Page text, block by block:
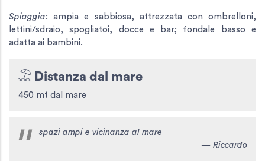
Spiaggia: ampia e sabbiosa, attrezzata con ombrelloni,
lettini/sdraio, spogliatoi, docce e bar; fondale basso e
adatta ai bambini.
Distanza dal mare
450 mt dal mare
spazi ampi e vicinanza al mare
— Riccardo